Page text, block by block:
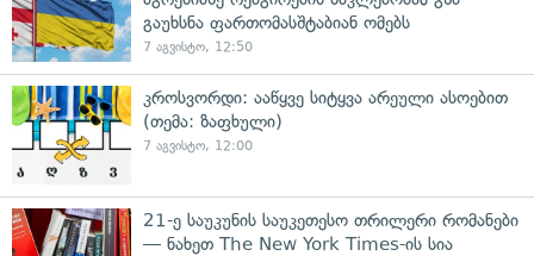
გაუხსნა ფართომასშტაბიან ომებს
7 აგვისტო, 12:50
კროსვორდი: ააწყვე სიტყვა არეული ასოებით
(თემა: ზაფხული)
7 აგვისტო, 12:00
21-ე საუკუნის საუკეთესო თრილერი რომანები
— ნახეთ The New York Times-ის სია